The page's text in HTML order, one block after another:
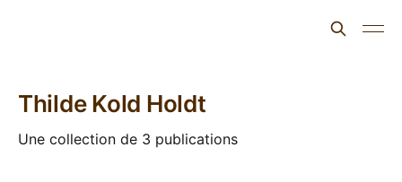
Thilde Kold Holdt
Une collection de 3 publications